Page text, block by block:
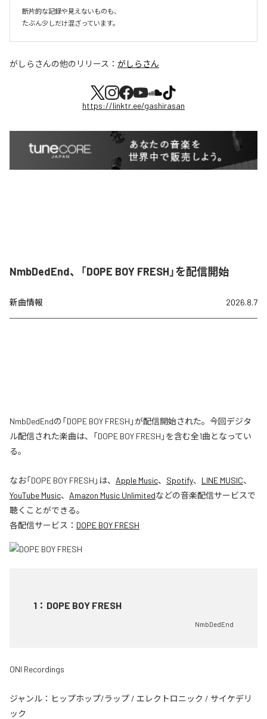
断片的な記録や見えないものも、
たぶん少しだけ混ざっています。
がしらさんの他のリリース： がしらさん
https://linktr.ee/gashirasan
NmbDedEnd、「DOPE BOY FRESH」を配信開始
新曲情報 2026.8.7
NmbDedEndの「DOPE BOY FRESH」が配信開始された。今回デジタ
ル配信された楽曲は、「DOPE BOY FRESH」を含む全1曲となってい
る。
なお「DOPE BOY FRESH 」は、 Apple Music、 Spotify、 LINE MUSIC、
YouTube Music、 Amazon Music Unlimitedなどの音楽配信サービスで
聴くことができる。
各配信サービス： DOPE BOY FRESH
1 ： DOPE BOY FRESH
NmbDedEnd
ONI Recordings
ジャンル： ヒップホップ/ラップ / エレクトロニック / サイケデリ
ック